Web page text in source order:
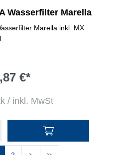
Wasserfilter Marella
Marella inkl. MX
€*
/ inkl. MwSt